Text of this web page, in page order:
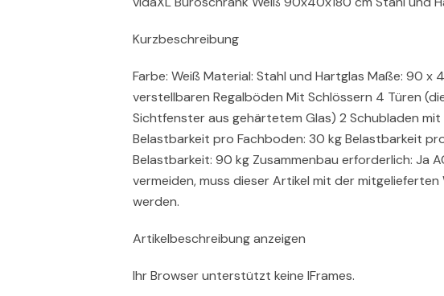
Kurzbeschreibung
Farbe: Weiß Material: Stahl und Hartglas Maße: 90 x
verstellbaren Regalböden Mit Schlössern 4 Türen
Sichtfenster aus gehärtetem Glas) 2 Schubladen
Belastbarkeit pro Fachboden: 30 kg Belastbarkeit
Belastbarkeit: 90 kg Zusammenbau erforderlich: Ja
vermeiden, muss dieser Artikel mit der
werden.
Artikelbeschreibung anzeigen
Ihr Browser unterstützt keine IFrames.